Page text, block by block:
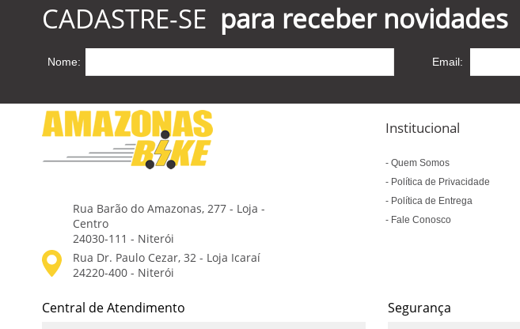
CADASTRE-SE para receber novidades
Nome: Email:
Rua Barão do Amazonas, 277 - Loja -
Centro
24030-111 - Niterói
Institucional
Quem Somos
Política de Privacidade
Política de Entrega
Fale Conosco
Central de Atendimento Segurança